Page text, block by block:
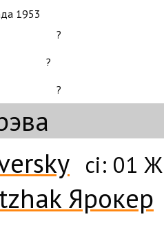
1953
?
?
?
сі: 01
Ярокер